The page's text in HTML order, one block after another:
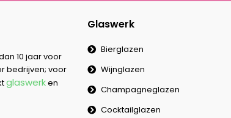
10 jaar voor
bedrijven; voor
glaswerken
Glaswerk
Bierglazen
Wijnglazen
Champagneglazen
Cocktailglazen